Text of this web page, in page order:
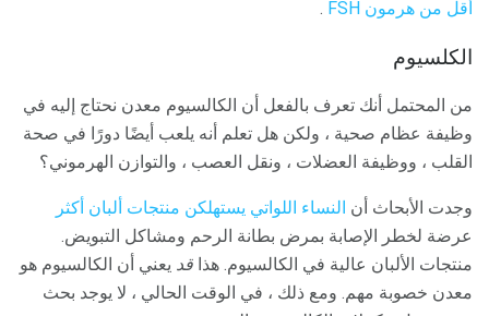
أقل من هرمون FSH
.
الكلسيوم
من المحتمل أنك تعرف بالفعل أن الكالسيوم معدن نحتاج إليه في
وظيفة عظام صحية ، ولكن هل تعلم أنه يلعب أيضًا دورًا في صحة
القلب ، ووظيفة العضلات ، ونقل العصب ، والتوازن الهرموني؟
وجدت الأبحاث أن النساء اللواتي يستهلكن منتجات ألبان أكثر
عرضة لخطر الإصابة بمرض بطانة الرحم ومشاكل التبويض.
منتجات الألبان عالية في الكالسيوم. هذا قد يعني أن الكالسيوم هو
معدن خصوبة مهم. ومع ذلك ، في الوقت الحالي ، لا يوجد بحث